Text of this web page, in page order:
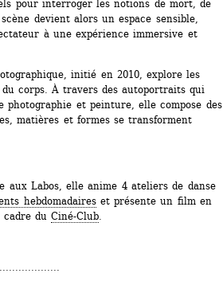
pour interroger les notions de mort, de
devient alors un espace sensible,
à une expérience immersive et
initié en 2010, explore les
corps. À travers des autoportraits qui
et peinture, elle compose des
matières et formes se transforment
aux Labos, elle anime 4 ateliers de danse
hebdomadaireset présente un film en
cadre du Ciné-Club